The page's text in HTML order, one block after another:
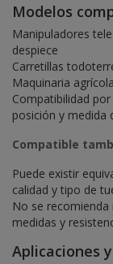
Modelos
Manipuladores
despiece
Carretillas
Maquinaria
Compatibilidad
posición y medida
Compatible
Puede existir
calidad y tipo de
No se
medidas y
Aplicaciones